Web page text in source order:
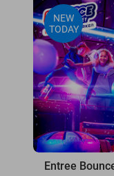
NEW
TODAY
Entree